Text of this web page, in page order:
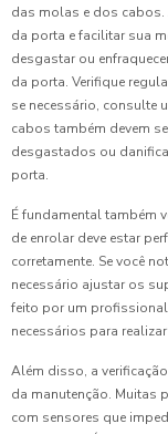
das molas e dos
da porta e facilitar sua
desgastar ou
da porta. Verifique
se necessário, consulte
cabos também devem
desgastados ou
porta.
É fundamental também
de enrolar deve estar
corretamente. Se você
necessário ajustar os
feito por um
necessários para
Além disso, a
da manutenção. Muitas
com sensores que